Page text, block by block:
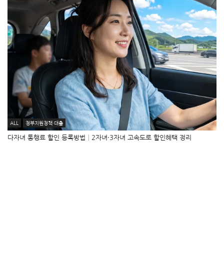
ALL 정부지원정책·대출
다자녀 통행료 할인 등록방법│2자녀·3자녀 고속도로 할인혜택 정리